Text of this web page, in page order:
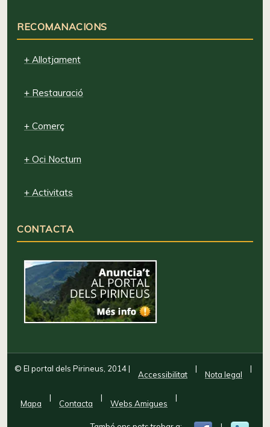
RECOMANACIONS
+ Allotjament
+ Restauració
+ Comerç
+ Oci Nocturn
+ Activitats
CONTACTA
© El portal dels Pirineus, 2014|
Accessibilitat
|
Nota legal
|
Mapa
|
Contacta
|
Webs Amigues
|